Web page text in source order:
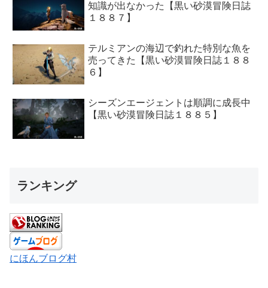
知識が出なかった【黒い砂漠冒険日誌
１８８７】
テルミアンの海辺で釣れた特別な魚を
売ってきた【黒い砂漠冒険日誌１８８
６】
シーズンエージェントは順調に成長中
【黒い砂漠冒険日誌１８８５】
ランキング
にほんブログ村